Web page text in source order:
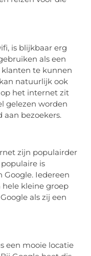
is blijkbaar erg
als een
te kunnen
natuurlijk ook
het internet zit
gelezen worden
aan bezoekers.
zijn populairder
is
Iedereen
kleine groep
als zij een
een mooie locatie